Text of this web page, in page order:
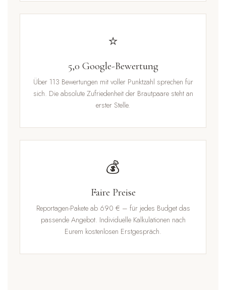
⭐
5,0 Google-Bewertung
Über 113 Bewertungen mit voller Punktzahl sprechen für
sich. Die absolute Zufriedenheit der Brautpaare steht an
erster Stelle.
💰
Faire Preise
Reportagen-Pakete ab 690 € – für jedes Budget das
passende Angebot. Individuelle Kalkulationen nach
Eurem kostenlosen Erstgespräch.